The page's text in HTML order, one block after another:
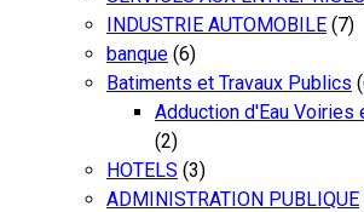
INDUSTRIE AUTOMOBILE (7)
banque (6)
Batiments et Travaux Publics
Adduction d'Eau Voiries
(2)
HOTELS (3)
ADMINISTRATION PUBLIQUE